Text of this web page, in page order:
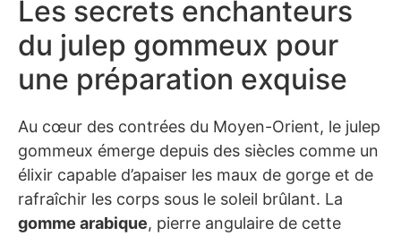
Les secrets enchanteurs
du julep gommeux pour
une préparation exquise
Au cœur des contrées du Moyen-Orient, le julep
gommeux émerge depuis des siècles comme un
élixir capable d’apaiser les maux de gorge et de
rafraîchir les corps sous le soleil brûlant. La
gomme arabique, pierre angulaire de cette